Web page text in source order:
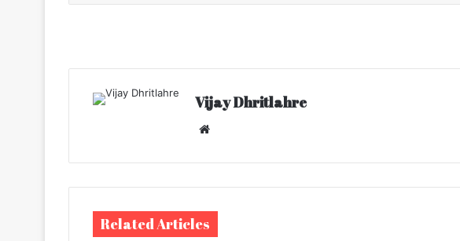
Vijay Dhritlahre
te
Related Articles